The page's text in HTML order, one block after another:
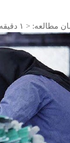
مطالعه: < ۱ دقیقه